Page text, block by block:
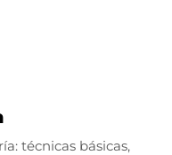
técnicas básicas,